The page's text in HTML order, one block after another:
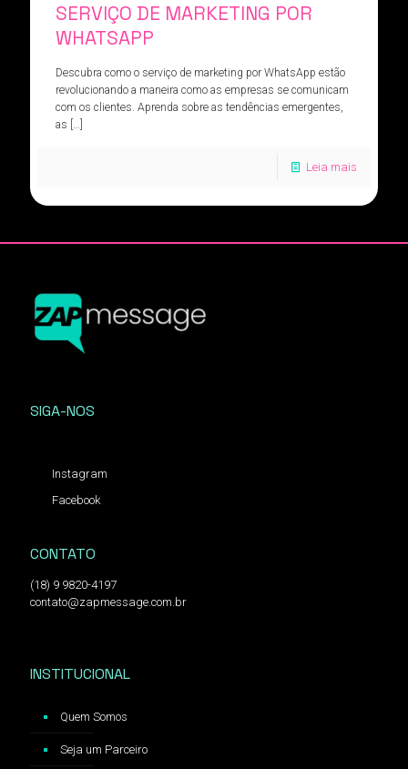
SERVIÇO DE MARKETING POR
WHATSAPP
Descubra como o serviço de marketing por WhatsApp estão
revolucionando a maneira como as empresas se comunicam
com os clientes. Aprenda sobre as tendências emergentes,
as
Leia mais
SIGA-NOS
Instagram
Facebook
CONTATO
(18) 9 9820-4197
contato@zapmessage.com.br
INSTITUCIONAL
Quem Somos
Seja um Parceiro